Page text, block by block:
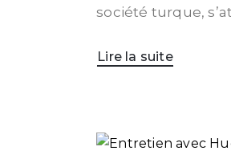
société turque,
Lire la suite